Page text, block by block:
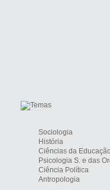
Sociologia
História
Ciências da Educação
Psicologia S. e das
Ciência Política
Antropologia